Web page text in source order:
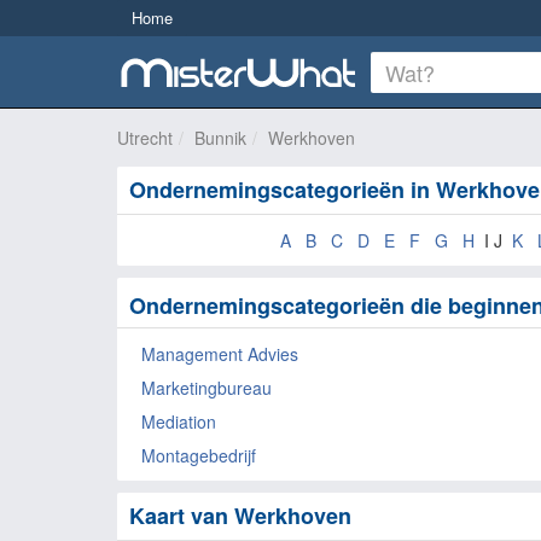
Home
Utrecht Bunnik Werkhoven
Ondernemingscategorieën in
A B C D E F G H I J K
Ondernemingscategorieën die
Management Advies
Marketingbureau
Mediation
Montagebedrijf
Kaart van Werkhoven